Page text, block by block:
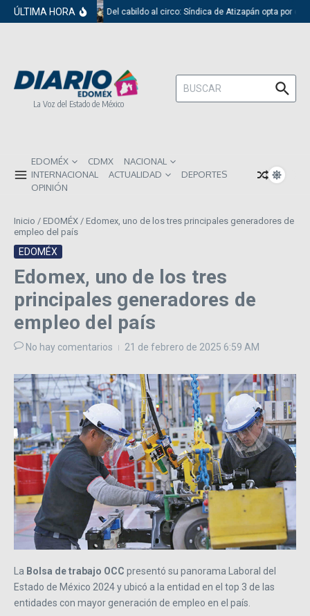
Saltar al contenido
ÚLTIMA HORA Del cabildo al circo: Síndica de Atizapán opta por el
La Voz del Estado de México
Buscar:
EDOMÉX CDMX
NACIONAL
INTERNACIONAL
ACTUALIDAD
DEPORTES
OPINIÓN
Inicio / EDOMÉX / Edomex, uno de los tres principales generadores de
empleo del país
EDOMÉX
Edomex, uno de los tres
principales generadores de
empleo del país
No hay comentarios 21 de febrero de 2025 6:59 AM
La Bolsa de trabajo OCC presentó su panorama Laboral del
Estado de México 2024 y ubicó a la entidad en el top 3 de las
entidades con mayor generación de empleo en el país.